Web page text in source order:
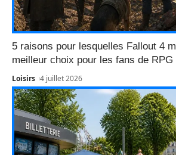
5 raisons pour lesquelles Fallout 4
meilleur choix pour les fans de RPG
Loisirs 4 juillet 2026